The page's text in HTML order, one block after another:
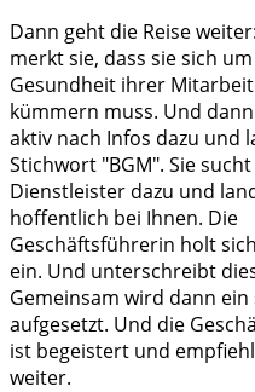
Dann geht die Reise
merkt sie, dass sie sich
Gesundheit ihrer
kümmern muss. Und
aktiv nach Infos dazu und
Stichwort "BGM". Sie
Dienstleister dazu und
hoffentlich bei Ihnen. Die
Geschäftsführerin holt
ein. Und unterschreibt
Gemeinsam wird dann ein
aufgesetzt. Und die
ist begeistert und
weiter.